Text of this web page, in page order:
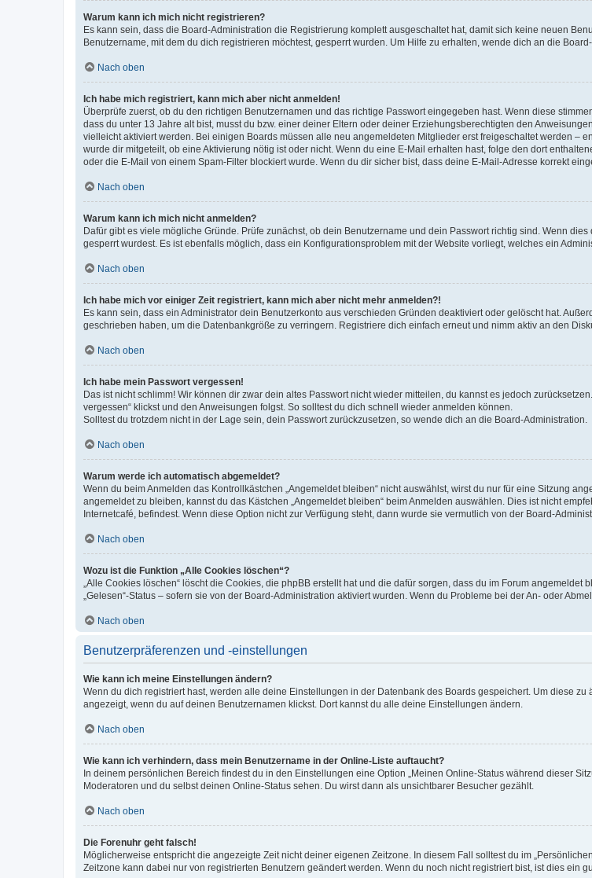
Warum kann ich mich nicht registrieren?
Es kann sein, dass die Board-Administration die Registrierung komplett ausgeschaltet hat, damit sich keine neuen
Benutzername, mit dem du dich registrieren möchtest, gesperrt wurden. Um Hilfe zu erhalten, wende dich an die
Nach oben
Ich habe mich registriert, kann mich aber nicht anmelden!
Überprüfe zuerst, ob du den richtigen Benutzernamen und das richtige Passwort eingegeben hast. Wenn diese
dass du unter 13 Jahre alt bist, musst du bzw. einer deiner Eltern oder deiner Erziehungsberechtigten den
vielleicht aktiviert werden. Bei einigen Boards müssen alle neu angemeldeten Mitglieder erst freigeschaltet werden –
wurde dir mitgeteilt, ob eine Aktivierung nötig ist oder nicht. Wenn du eine E-Mail erhalten hast, folge den dort
oder die E-Mail von einem Spam-Filter blockiert wurde. Wenn du dir sicher bist, dass deine E-Mail-Adresse korrekt
Nach oben
Warum kann ich mich nicht anmelden?
Dafür gibt es viele mögliche Gründe. Prüfe zunächst, ob dein Benutzername und dein Passwort richtig sind. Wenn
gesperrt wurdest. Es ist ebenfalls möglich, dass ein Konfigurationsproblem mit der Website vorliegt, welches ein
Nach oben
Ich habe mich vor einiger Zeit registriert, kann mich aber nicht mehr anmelden?!
Es kann sein, dass ein Administrator dein Benutzerkonto aus verschieden Gründen deaktiviert oder gelöscht hat.
geschrieben haben, um die Datenbankgröße zu verringern. Registriere dich einfach erneut und nimm aktiv an den
Nach oben
Ich habe mein Passwort vergessen!
Das ist nicht schlimm! Wir können dir zwar dein altes Passwort nicht wieder mitteilen, du kannst es jedoch
vergessen“ klickst und den Anweisungen folgst. So solltest du dich schnell wieder anmelden können.
Solltest du trotzdem nicht in der Lage sein, dein Passwort zurückzusetzen, so wende dich an die Board-Administration.
Nach oben
Warum werde ich automatisch abgemeldet?
Wenn du beim Anmelden das Kontrollkästchen „Angemeldet bleiben“ nicht auswählst, wirst du nur für eine Sitzung
angemeldet zu bleiben, kannst du das Kästchen „Angemeldet bleiben“ beim Anmelden auswählen. Dies ist nicht
Internetcafé, befindest. Wenn diese Option nicht zur Verfügung steht, dann wurde sie vermutlich von der Board-
Nach oben
Wozu ist die Funktion „Alle Cookies löschen“?
„Alle Cookies löschen“ löscht die Cookies, die phpBB erstellt hat und die dafür sorgen, dass du im Forum
„Gelesen“-Status – sofern sie von der Board-Administration aktiviert wurden. Wenn du Probleme bei der An- oder
Nach oben
Benutzerpräferenzen und -einstellungen
Wie kann ich meine Einstellungen ändern?
Wenn du dich registriert hast, werden alle deine Einstellungen in der Datenbank des Boards gespeichert. Um diese
angezeigt, wenn du auf deinen Benutzernamen klickst. Dort kannst du alle deine Einstellungen ändern.
Nach oben
Wie kann ich verhindern, dass mein Benutzername in der Online-Liste auftaucht?
In deinem persönlichen Bereich findest du in den Einstellungen eine Option „Meinen Online-Status während dieser
Moderatoren und du selbst deinen Online-Status sehen. Du wirst dann als unsichtbarer Besucher gezählt.
Nach oben
Die Forenuhr geht falsch!
Möglicherweise entspricht die angezeigte Zeit nicht deiner eigenen Zeitzone. In diesem Fall solltest du im
Zeitzone kann dabei nur von registrierten Benutzern geändert werden. Wenn du noch nicht registriert bist, ist dies ein